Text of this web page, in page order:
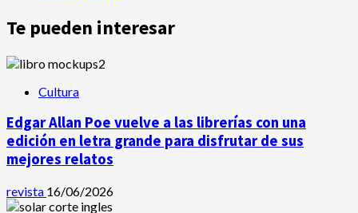
Te pueden interesar
Cultura
Edgar Allan Poe vuelve a las librerías con una
edición en letra grande para disfrutar de sus
mejores relatos
revista 16/06/2026